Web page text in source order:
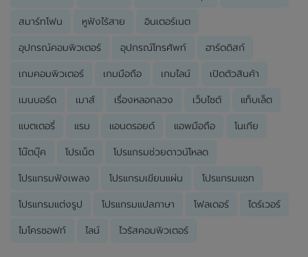
สมาร์ทโฟน หูฟังไร้สาย อินเตอร์เนต
อุปกรณ์คอมพิวเตอร์ อุปกรณ์โทรศัพท์ ฮาร์ดดิสก์
เกมคอมพิวเตอร์ เกมมือถือ เกมไลน์ เปิดตัวสินค้า
เมนบอร์ด เมาส์ เรื่องหลอกลวง เว็บไซต์ แท็บเล็ต
แบตเตอรี่ แรม แอนดรอยด์ แอพมือถือ โนเกีย
โน๊ตบุ๊ค โปรเน็ต โปรแกรมช่วยดาวน์โหลด
โปรแกรมฟังเพลง โปรแกรมเขียนแผ่น โปรแกรมแชท
โปรแกรมแต่งรูป โปรแกรมแปลภาษา โฟลเดอร์ ไดร์เวอร์
ไมโครซอฟท์ ไลน์ ไวรัสคอมพิวเตอร์